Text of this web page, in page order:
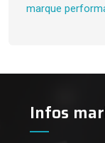
marque
Infos